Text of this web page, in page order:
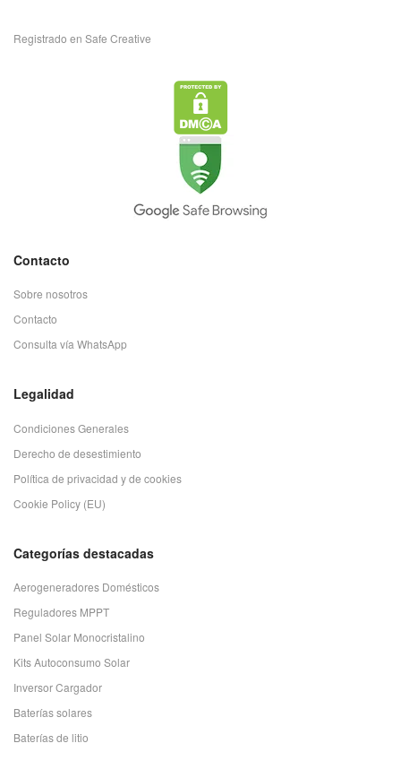
Registrado en Safe Creative
Contacto
Sobre nosotros
Contacto
Consulta vía WhatsApp
Legalidad
Condiciones Generales
Derecho de desestimiento
Política de privacidad y de cookies
Cookie Policy (EU)
Categorías destacadas
Aerogeneradores Domésticos
Reguladores MPPT
Panel Solar Monocristalino
Kits Autoconsumo Solar
Inversor Cargador
Baterías solares
Baterías de litio